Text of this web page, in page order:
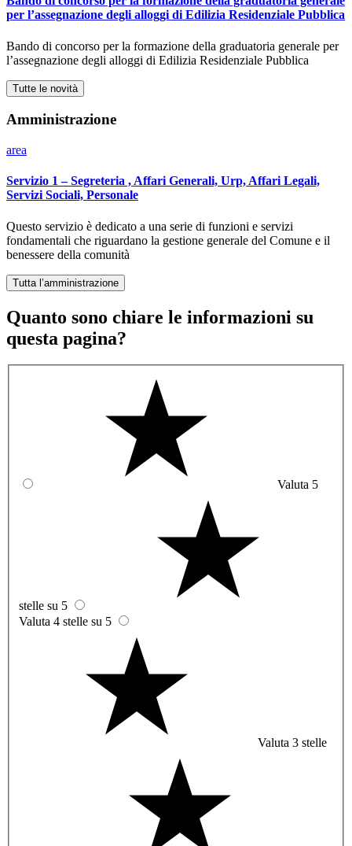
per l’assegnazione degli alloggi di Edilizia Residenziale Pubblica
Bando di concorso per la formazione della graduatoria generale per
l’assegnazione degli alloggi di Edilizia Residenziale Pubblica
Tutte le novità
Amministrazione
area
Servizio 1 – Segreteria , Affari Generali, Urp, Affari Legali,
Servizi Sociali, Personale
Questo servizio è dedicato a una serie di funzioni e servizi
fondamentali che riguardano la gestione generale del Comune e il
benessere della comunità
Tutta l’amministrazione
Quanto sono chiare le informazioni su
questa pagina?
Valuta 5
stelle su 5
Valuta 4 stelle su 5
Valuta 3 stelle